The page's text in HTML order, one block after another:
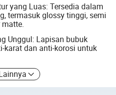
yang Luas: Tersedia dalam
termasuk glossy tinggi, semi
matte.
Unggul: Lapisan bubuk
karat dan anti-korosi untuk